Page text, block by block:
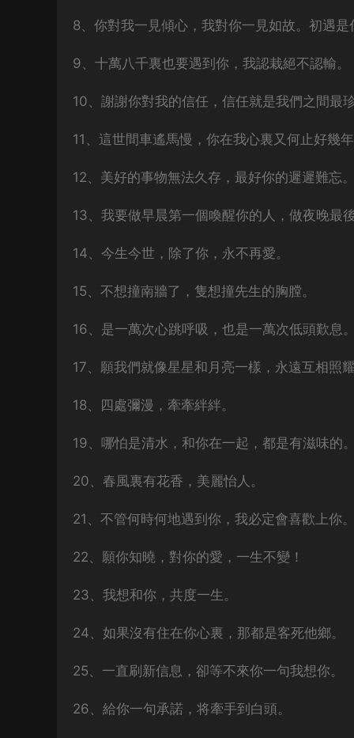
8、你對我一見傾心，我對你一見如故。初遇是
9、十萬八千裏也要遇到你，我認栽絕不認輸。
10、謝謝你對我的信任，信任就是我們之間最珍
11、這世間車遙馬慢，你在我心裏又何止好幾年
12、美好的事物無法久存，最好你的遲遲難忘。
13、我要做早晨第一個喚醒你的人，做夜晚最
14、今生今世，除了你，永不再愛。
15、不想撞南牆了，隻想撞先生的胸膛。
16、是一萬次心跳呼吸，也是一萬次低頭歎息。
17、願我們就像星星和月亮一樣，永遠互相照耀
18、四處彌漫，牽牽絆絆。
19、哪怕是清水，和你在一起，都是有滋味的。
20、春風裏有花香，美麗怡人。
21、不管何時何地遇到你，我必定會喜歡上你。
22、願你知曉，對你的愛，一生不變！
23、我想和你，共度一生。
24、如果沒有住在你心裏，那都是客死他鄉。
25、一直刷新信息，卻等不來你一句我想你。
26、給你一句承諾，将牽手到白頭。